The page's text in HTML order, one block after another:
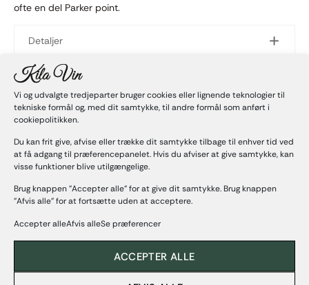
Vi og udvalgte tredjeparter bruger cookies eller lignende teknologier til
tekniske formål og, med dit samtykke, til andre formål som anført i
cookiepolitikken.
Du kan frit give, afvise eller trække dit samtykke tilbage til enhver tid ved
at få adgang til præferencepanelet. Hvis du afviser at give samtykke, kan
visse funktioner blive utilgængelige.
Brug knappen "Accepter alle" for at give dit samtykke. Brug knappen
"Afvis alle" for at fortsætte uden at acceptere.
Accepter alleAfvis alleSe præferencer
ACCEPTER ALLE
ofte en del Parker point.
Detaljer
Relaterede produkter